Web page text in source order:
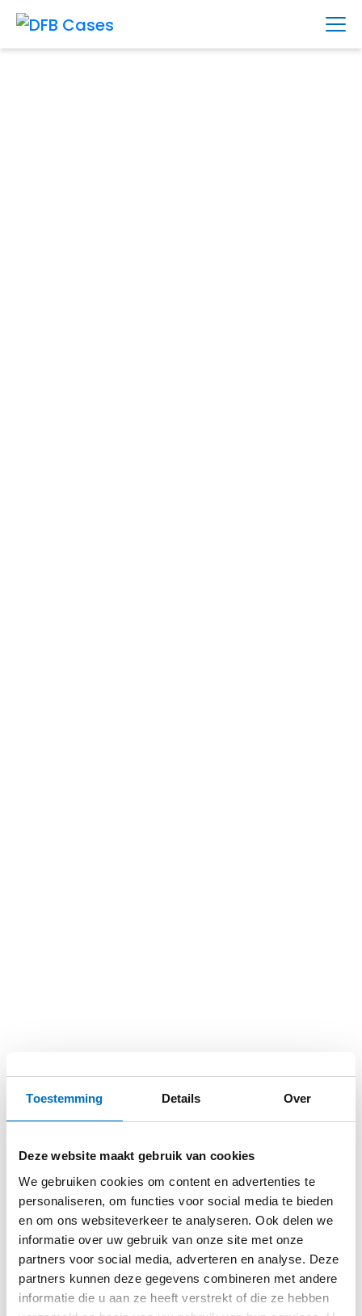
Toestemming Details Over
Deze website maakt gebruik van cookies
We gebruiken cookies om content en advertenties te
personaliseren, om functies voor social media te bieden
en om ons websiteverkeer te analyseren. Ook delen we
informatie over uw gebruik van onze site met onze
partners voor social media, adverteren en analyse. Deze
partners kunnen deze gegevens combineren met andere
informatie die u aan ze heeft verstrekt of die ze hebben
HOME